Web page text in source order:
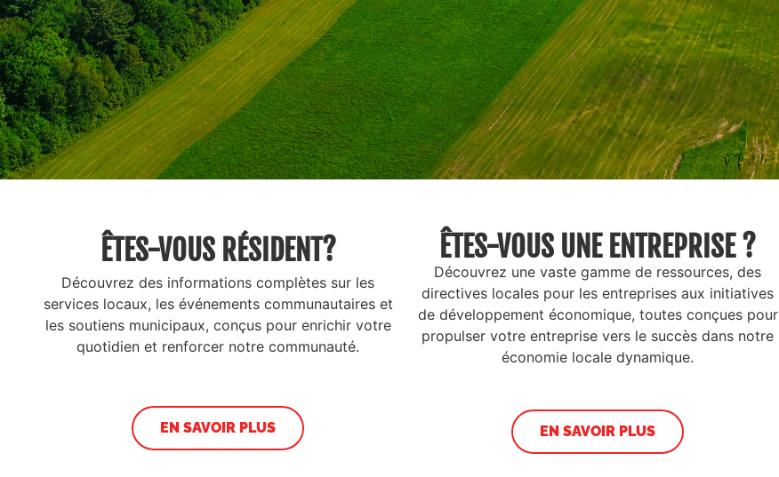
ÊTES-VOUS RÉSIDENT?
Découvrez des informations complètes sur les
services locaux, les événements communautaires et
les soutiens municipaux, conçus pour enrichir votre
quotidien et renforcer notre communauté.
EN SAVOIR PLUS
ÊTES-VOUS UNE ENTREPRISE ?
Découvrez une vaste gamme de ressources, des
directives locales pour les entreprises aux initiatives
de développement économique, toutes conçues pour
propulser votre entreprise vers le succès dans notre
économie locale dynamique.
EN SAVOIR PLUS